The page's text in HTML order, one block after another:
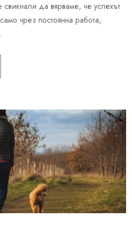
да вярваме, че успехът
чрез постоянна работа,